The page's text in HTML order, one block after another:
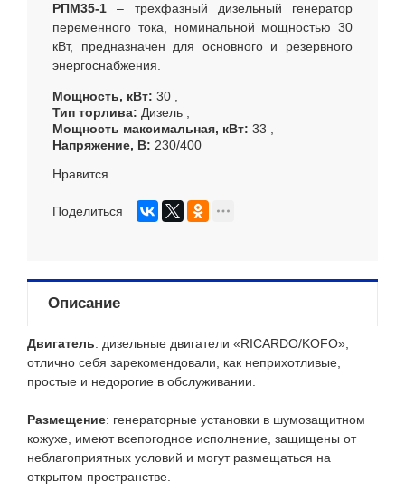
РПМ35-1 – трехфазный дизельный генератор
переменного тока, номинальной мощностью 30
кВт, предназначен для основного и резервного
энергоснабжения.
Мощность, кВт 30
Тип торлива Дизель
Мощность максимальная, кВт 33
Напряжение, В 230/400
Нравится
Поделиться
Описание
Двигатель: дизельные двигатели «RICARDO/KOFO»,
отлично себя зарекомендовали, как неприхотливые,
простые и недорогие в обслуживании.
Размещение: генераторные установки в шумозащитном
кожухе, имеют всепогодное исполнение, защищены от
неблагоприятных условий и могут размещаться на
открытом пространстве.